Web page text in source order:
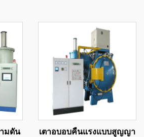
มดัน
เตาอบอบคืนแรงแบบสูญญา